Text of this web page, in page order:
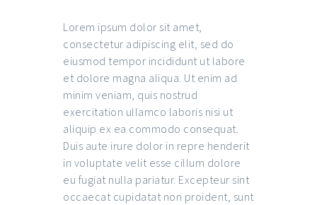
Lorem ipsum dolor sit amet,
consectetur adipiscing elit, sed do
eiusmod tempor incididunt ut labore
et dolore magna aliqua. Ut enim ad
minim veniam, quis nostrud
exercitation ullamco laboris nisi ut
aliquip ex ea commodo consequat.
Duis aute irure dolor in repre henderit
in voluptate velit esse cillum dolore
eu fugiat nulla pariatur. Excepteur sint
occaecat cupidatat non proident, sunt